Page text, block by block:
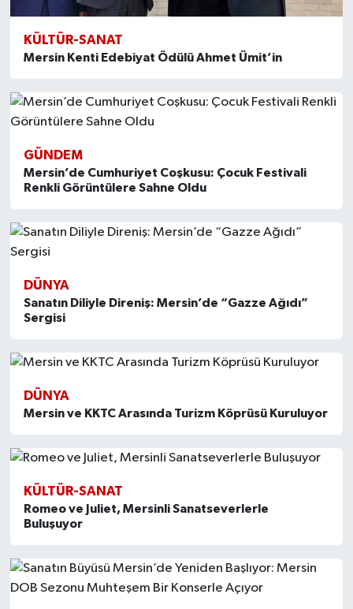
KÜLTÜR-SANAT
Mersin Kenti Edebiyat Ödülü Ahmet Ümit’in
GÜNDEM
Mersin’de Cumhuriyet Coşkusu: Çocuk Festivali
Renkli Görüntülere Sahne Oldu
DÜNYA
Sanatın Diliyle Direniş: Mersin’de “Gazze Ağıdı”
Sergisi
DÜNYA
Mersin ve KKTC Arasında Turizm Köprüsü Kuruluyor
KÜLTÜR-SANAT
Romeo ve Juliet, Mersinli Sanatseverlerle
Buluşuyor